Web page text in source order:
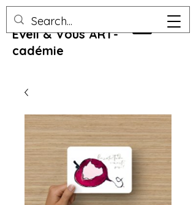
Eveil & Vous ART-
cadémie